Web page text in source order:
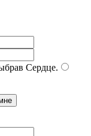
Сердце.